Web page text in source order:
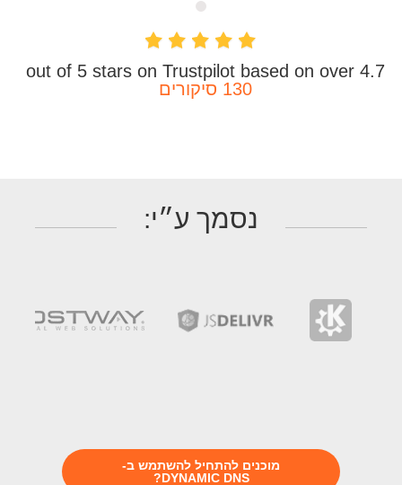
4.7 out of 5 stars on Trustpilot based on over
130 סיקורים
נסמך ע״י:
מוכנים להתחיל להשתמש ב-
DYNAMIC DNS?